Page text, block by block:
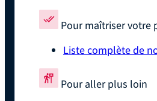
Pour maîtriser votre
Liste complète de
Pour aller plus loin